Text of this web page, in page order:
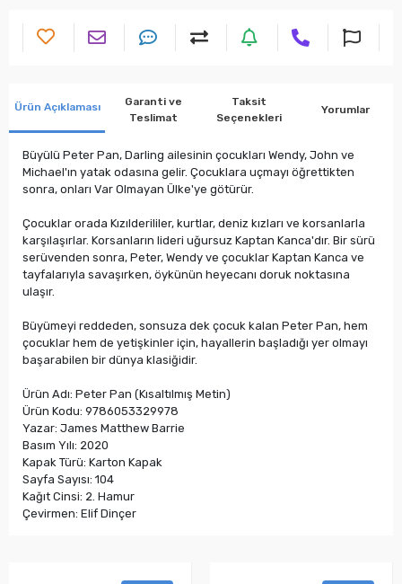
Ürün Açıklaması
Garanti ve
Teslimat
Taksit
Seçenekleri
Yorumlar
Büyülü Peter Pan, Darling ailesinin çocukları Wendy, John ve
Michael'ın yatak odasına gelir. Çocuklara uçmayı öğrettikten
sonra, onları Var Olmayan Ülke'ye götürür.
Çocuklar orada Kızılderililer, kurtlar, deniz kızları ve korsanlarla
karşılaşırlar. Korsanların lideri uğursuz Kaptan Kanca'dır. Bir sürü
serüvenden sonra, Peter, Wendy ve çocuklar Kaptan Kanca ve
tayfalarıyla savaşırken, öykünün heyecanı doruk noktasına
ulaşır.
Büyümeyi reddeden, sonsuza dek çocuk kalan Peter Pan, hem
çocuklar hem de yetişkinler için, hayallerin başladığı yer olmayı
başarabilen bir dünya klasiğidir.
Ürün Adı: Peter Pan (Kısaltılmış Metin)
Ürün Kodu: 9786053329978
Yazar: James Matthew Barrie
Basım Yılı: 2020
Kapak Türü: Karton Kapak
Sayfa Sayısı: 104
Kağıt Cinsi: 2. Hamur
Çevirmen: Elif Dinçer